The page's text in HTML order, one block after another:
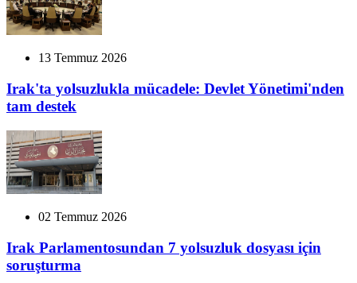
13 Temmuz 2026
Irak'ta yolsuzlukla mücadele: Devlet Yönetimi'nden
tam destek
02 Temmuz 2026
Irak Parlamentosundan 7 yolsuzluk dosyası için
soruşturma